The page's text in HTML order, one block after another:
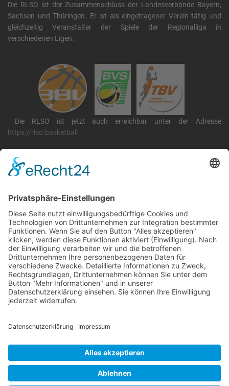
Die RLSO ist der Zusammenschluss der Landesverbände Bayern,
Sachsen und Thüringen. Er ist als eingetragener Verein tätig und
gleichzeitig Veranstalter der Spiele der Regionalliga in
verschiedenen Ligen.
Die RLSO ist jetzt auch erreichbar unter der Adresse
https://rlso.basketball
RLSO Minikalender
August 2026
Mo Di Mi Do Fr Sa
So
3127 28 29 30 31 1
2
3310 11 12
26 27 28
3